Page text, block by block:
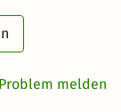
melden